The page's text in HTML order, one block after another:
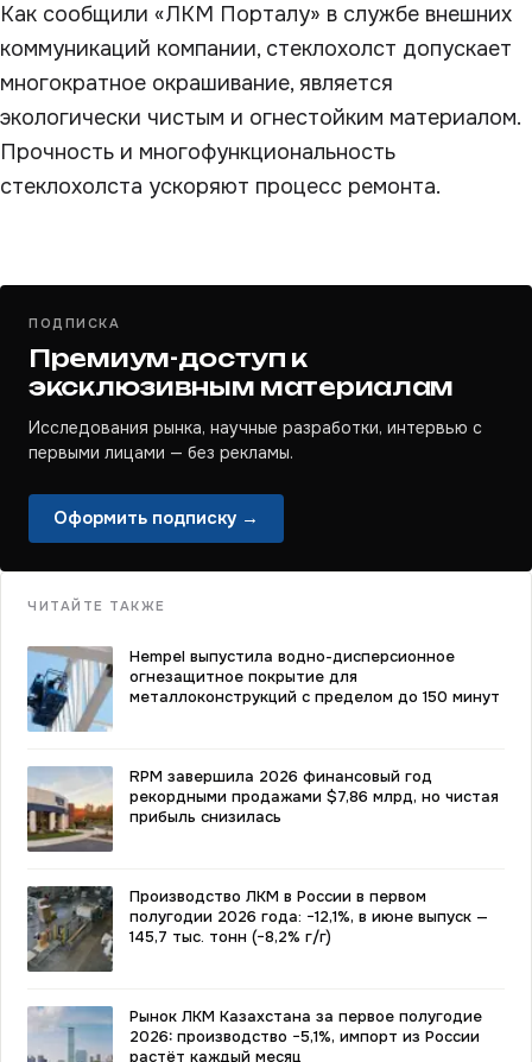
Как сообщили «ЛКМ Порталу» в службе внешних
коммуникаций компании, cтеклохолст допускает
многократное окрашивание, является
экологически чистым и огнестойким материалом.
Прочность и многофункциональность
стеклохолста ускоряют процесс ремонта.
ПОДПИСКА
Премиум-доступ к
эксклюзивным материалам
Исследования рынка, научные разработки, интервью с
первыми лицами — без рекламы.
Оформить подписку →
ЧИТАЙТЕ ТАКЖЕ
Hempel выпустила водно-дисперсионное
огнезащитное покрытие для
металлоконструкций с пределом до 150 минут
RPM завершила 2026 финансовый год
рекордными продажами $7,86 млрд, но чистая
прибыль снизилась
Производство ЛКМ в России в первом
полугодии 2026 года: −12,1%, в июне выпуск —
145,7 тыс. тонн (−8,2% г/г)
Рынок ЛКМ Казахстана за первое полугодие
2026: производство −5,1%, импорт из России
растёт каждый месяц